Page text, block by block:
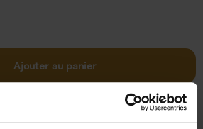
Ajouter au panier
The Digital Leadership
Test (EN)